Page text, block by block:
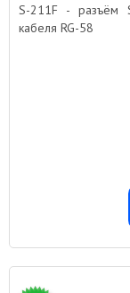
S-211F - разъём
кабеля RG-58